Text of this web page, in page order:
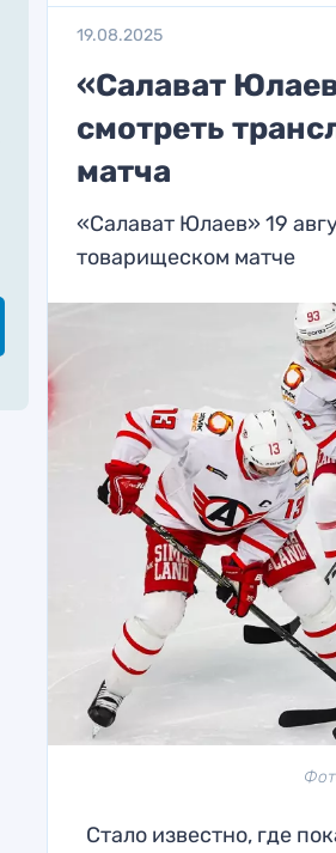
19.08.2025
«Салават
смотреть
матча
«Салават Юлаев» 19
товарищеском матче
Стало известно, где